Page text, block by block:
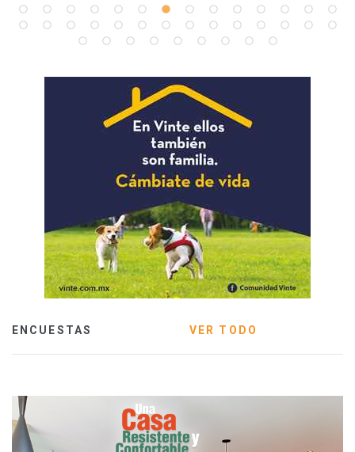
ENCUESTAS VER TODO